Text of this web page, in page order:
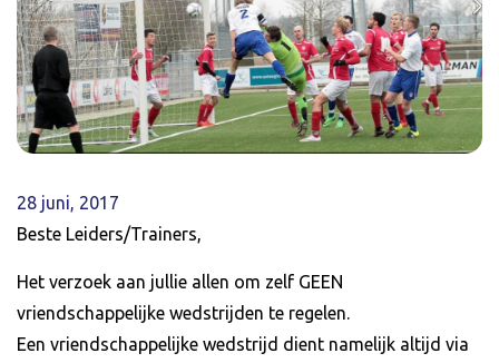
28 juni, 2017
Beste Leiders/Trainers,
Het verzoek aan jullie allen om zelf GEEN
vriendschappelijke wedstrijden te regelen.
Een vriendschappelijke wedstrijd dient namelijk altijd via